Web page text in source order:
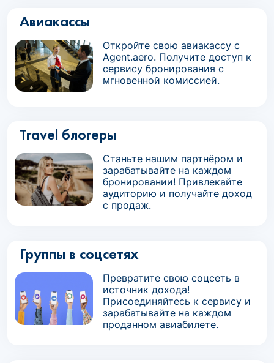
Авиакассы
Откройте свою авиакассу с
Agent.aero. Получите доступ к
сервису бронирования с
мгновенной комиссией.
Travel блогеры
Станьте нашим партнёром и
зарабатывайте на каждом
бронировании! Привлекайте
аудиторию и получайте доход
с продаж.
Группы в соцсетях
Превратите свою соцсеть в
источник дохода!
Присоединяйтесь к сервису и
зарабатывайте на каждом
проданном авиабилете.